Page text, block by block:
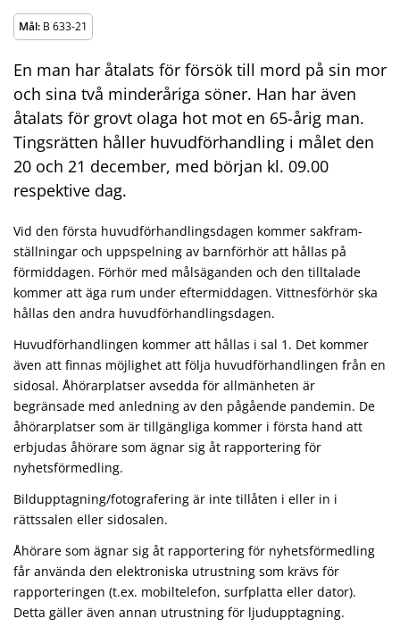
Mål: B 633-21
En man har åtalats för försök till mord på sin mor
och sina två minderåriga söner. Han har även
åtalats för grovt olaga hot mot en 65-årig man.
Tingsrätten håller huvudförhandling i målet den
20 och 21 december, med början kl. 09.00
respektive dag.
Vid den första huvudförhandlingsdagen kommer sakfram­
ställningar och uppspelning av barnförhör att hållas på
förmiddagen. Förhör med målsäganden och den tilltalade
kommer att äga rum under eftermiddagen. Vittnesförhör ska
hållas den andra huvudförhandlingsdagen.
Huvudförhandlingen kommer att hållas i sal 1. Det kommer
även att finnas möjlighet att följa huvudförhandlingen från en
sidosal. Åhörarplatser avsedda för allmänheten är
begränsade med anledning av den pågående pandemin. De
åhörarplatser som är tillgängliga kommer i första hand att
erbjudas åhörare som ägnar sig åt rapportering för
nyhetsförmedling.
Bildupptagning/fotografering är inte tillåten i eller in i
rättssalen eller sidosalen.
Åhörare som ägnar sig åt rapportering för nyhetsförmedling
får använda den elektroniska utrustning som krävs för
rapporteringen (t.ex. mobiltelefon, surfplatta eller dator).
Detta gäller även annan utrustning för ljudupptagning.